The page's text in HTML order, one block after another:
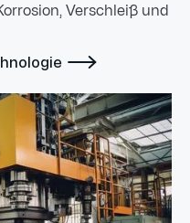
Verschleiß und
